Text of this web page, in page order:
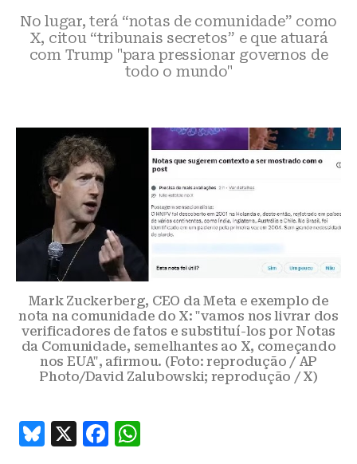
No lugar, terá “notas de comunidade” como
X, citou “tribunais secretos” e que atuará
com Trump "para pressionar governos de
todo o mundo"
Mark Zuckerberg, CEO da Meta e exemplo de
nota na comunidade do X: "vamos nos livrar dos
verificadores de fatos e substituí-los por Notas
da Comunidade, semelhantes ao X, começando
nos EUA", afirmou. (Foto: reprodução / AP
Photo/David Zalubowski; reprodução / X)
B
X
F